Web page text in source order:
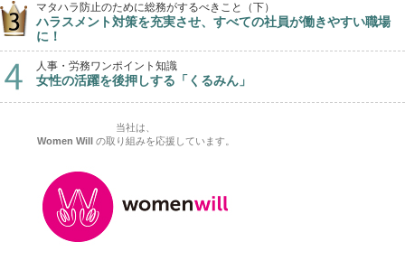
マタハラ防止のために総務がするべきこと（下）
ハラスメント対策を充実させ、すべての社員が働きやすい職場
に！
人事・労務ワンポイント知識
女性の活躍を後押しする「くるみん」
当社は、
Women Willの取り組みを応援しています。